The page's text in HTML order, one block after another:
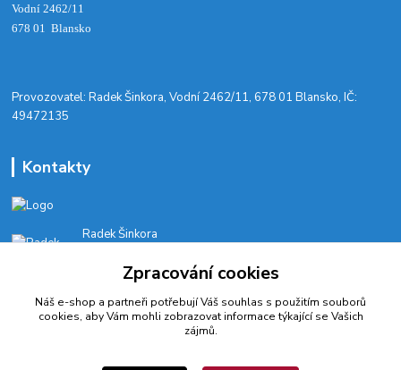
Vodní 2462/11
678 01 Blansko
​Provozovatel: Radek Šinkora, Vodní 2462/11, 678 01 Blansko, IČ:
49472135
Kontakty
Radek Šinkora
E-SHOP: Po-Pá, 8-17 hod.
cyklobikesport@seznam.cz
Zpracování cookies
Náš e-shop a partneři potřebují Váš souhlas s použitím souborů
cookies, aby Vám mohli zobrazovat informace týkající se Vašich
zájmů.